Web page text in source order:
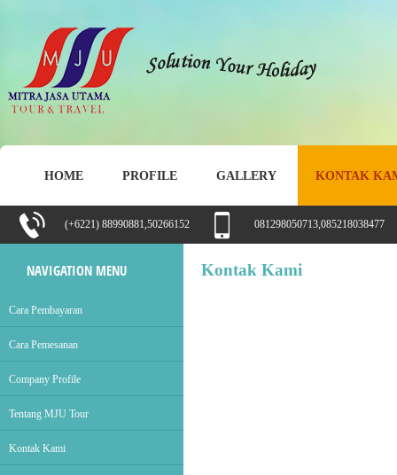
HOME PROFILE GALLERY KONTAK
(+6221) 88990881,50266152 081298050713,085218038477
NAVIGATION MENU
Cara Pembayaran
Cara Pemesanan
Company Profile
Tentang MJU Tour
Kontak Kami
Kontak Kami